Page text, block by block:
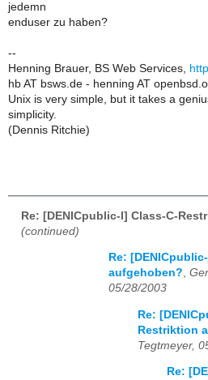
jedemn
enduser zu haben?
--
Henning Brauer, BS Web Services,
hb AT bsws.de - henning AT
Unix is very simple, but it takes a
simplicity.
(Dennis Ritchie)
Re: [DENICpublic-l] Class-C-
(continued)
Re:
aufgehoben?,
05/28/2003
Re:
Restriktion
Tegtmeyer,
Re: